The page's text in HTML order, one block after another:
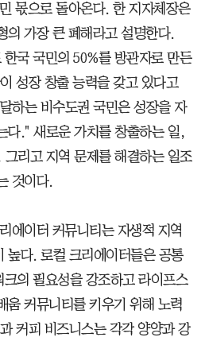
몫으로 돌아온다. 한 지자체장은
의 가장 큰 폐해라고 설명한다.
국 국민의 50%를 방관자로 만든
성장 창출 능력을 갖고 있다고
하는 비수도권 국민은 성장을 자
다." 새로운 가치를 창출하는 일,
리고 지역 문제를 해결하는 일조
것이다.
에이터 커뮤니티는 자생적 지역
높다. 로컬 크리에이터들은 공통
의 필요성을 강조하고 라이프스
움 커뮤니티를 키우기 위해 노력
커피 비즈니스는 각각 양양과 강